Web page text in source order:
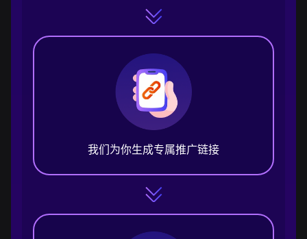
我们为你生成专属推广链接